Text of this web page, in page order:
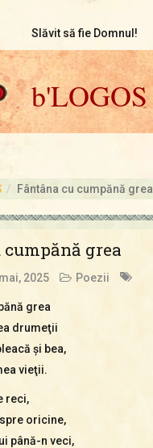
Slăvit să fie Domnul!
b'LOGOS
Fântâna cu cumpănă grea
grea
2025 Poezii
grea
drumeţii
şi bea,
vieţii.
reci,
oricine,
până-n veci,